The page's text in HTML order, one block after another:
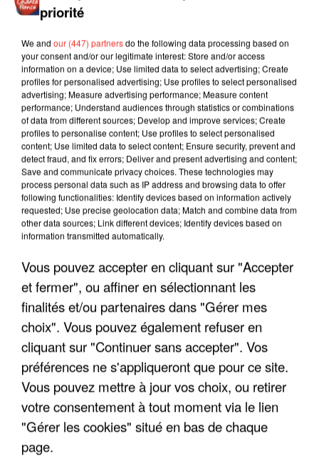
LES INTERVIEWS CHANTE
FRANCE
Voir plus
"JE SUIS À DISPOSITION DES
ENFOIRÉS"
"ON A TOUS LE TRAC"
priorité
We and our (447) partnersdo the following data processing based on
your consent and/or our legitimate interest: Store and/or access
information on a device; Use limited data to select advertising; Create
profiles for personalised advertising; Use profiles to select personalised
advertising; Measure advertising performance; Measure content
performance; Understand audiences through statistics or combinations
of data from different sources; Develop and improve services; Create
profiles to personalise content; Use profiles to select personalised
content; Use limited data to select content; Ensure security, prevent and
detect fraud, and fix errors; Deliver and present advertising and content;
Save and communicate privacy choices. These technologies may
process personal data such as IP address and browsing data to offer
following functionalities: Identify devices based on information actively
requested; Use precise geolocation data; Match and combine data from
other data sources; Link different devices; Identify devices based on
information transmitted automatically.
Vous pouvez accepter en cliquant sur "Accepter
et fermer", ou affiner en sélectionnant les
finalités et/ou partenaires dans "Gérer mes
choix". Vous pouvez également refuser en
cliquant sur "Continuer sans accepter". Vos
préférences ne s'appliqueront que pour ce site.
Vous pouvez mettre à jour vos choix, ou retirer
votre consentement à tout moment via le lien
"Gérer les cookies" situé en bas de chaque
page.